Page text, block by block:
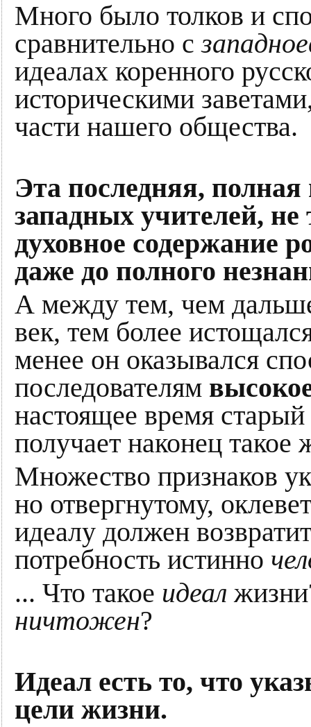
Много было толков и
сравнительно с
идеалах коренного
историческими
части нашего общества.
Эта последняя,
западных учителей,
духовное содержание
даже до полного
А между тем, чем
век, тем более
менее он оказывался
последователям
настоящее время
получает наконец такое
Множество признаков
но отвергнутому,
идеалу должен
потребность истинно
... Что такое идеал
ничтожен?
Идеал есть то, что
цели жизни.